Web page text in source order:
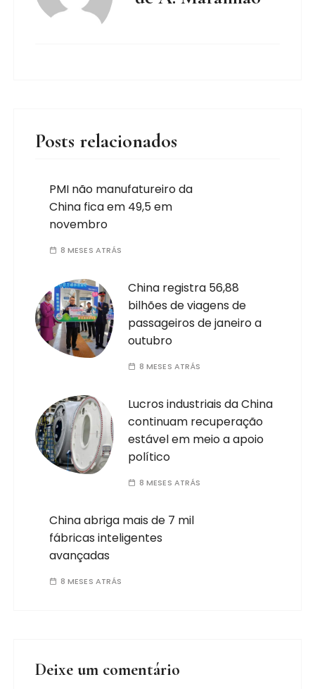
Posts relacionados
PMI não manufatureiro da
China fica em 49,5 em
novembro
8 MESES ATRÁS
China registra 56,88
bilhões de viagens de
passageiros de janeiro a
outubro
8 MESES ATRÁS
Lucros industriais da China
continuam recuperação
estável em meio a apoio
político
8 MESES ATRÁS
China abriga mais de 7 mil
fábricas inteligentes
avançadas
8 MESES ATRÁS
Deixe um comentário